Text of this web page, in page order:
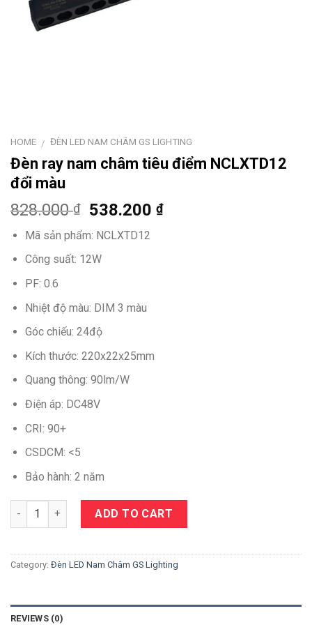
HOME / ĐÈN LED NAM CHÂM GS LIGHTING
Đèn ray nam châm tiêu điểm NCLXTD12
đổi màu
828.000₫ 538.200₫
Mã sản phẩm: NCLXTD12
Công suất: 12W
PF: 0.6
Nhiệt độ màu: DIM 3 màu
Góc chiếu: 24độ
Kích thước: 220x22x25mm
Quang thông: 90lm/W
Điện áp: DC48V
CRI: 90+
CSDCM: <5
Bảo hành: 2 năm
Quantity ADD TO CART
Category: Đèn LED Nam Châm GS Lighting
REVIEWS (0)